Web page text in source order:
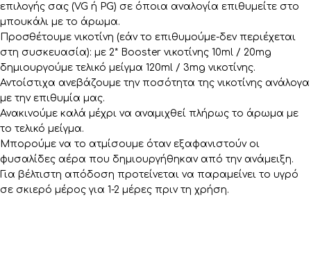
επιλογής σας (VG ή PG) σε όποια αναλογία επιθυμείτε στο
μπουκάλι με το άρωμα.
Προσθέτουμε νικοτίνη (εάν το επιθυμούμε-δεν περιέχεται
στη συσκευασία): με 2* Booster νικοτίνης 10ml / 20mg
δημιουργούμε τελικό μείγμα 120ml / 3mg νικοτίνης.
Αντοίστιχα ανεβάζουμε την ποσότητα της νικοτίνης ανάλογα
με την επιθυμία μας.
Ανακινούμε καλά μέχρι να αναμιχθεί πλήρως το άρωμα με
το τελικό μείγμα.
Μπορούμε να το ατμίσουμε όταν εξαφανιστούν οι
φυσαλίδες αέρα που δημιουργήθηκαν από την ανάμειξη.
Για βέλτιστη απόδοση προτείνεται να παραμείνει το υγρό
σε σκιερό μέρος για 1-2 μέρες πριν τη χρήση.